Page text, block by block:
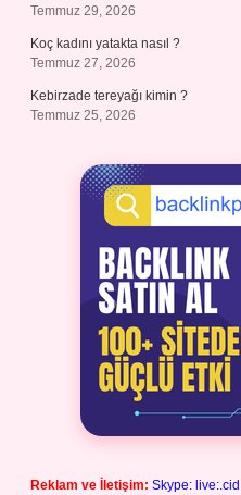
Temmuz 29, 2026
Koç kadını yatakta nasıl ?
Temmuz 27, 2026
Kebirzade tereyağı kimin ?
Temmuz 25, 2026
Reklam ve İletişim: Skype: